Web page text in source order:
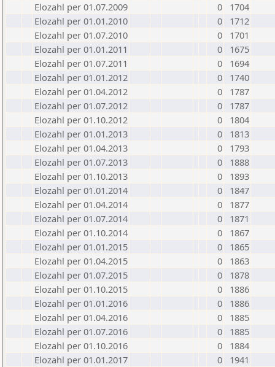
Elozahl per 01.07.2009
0
1704
Elozahl per 01.01.2010
0
1712
Elozahl per 01.07.2010
0
1701
Elozahl per 01.01.2011
0
1675
Elozahl per 01.07.2011
0
1694
Elozahl per 01.01.2012
0
1740
Elozahl per 01.04.2012
0
1787
Elozahl per 01.07.2012
0
1787
Elozahl per 01.10.2012
0
1804
Elozahl per 01.01.2013
0
1813
Elozahl per 01.04.2013
0
1793
Elozahl per 01.07.2013
0
1888
Elozahl per 01.10.2013
0
1893
Elozahl per 01.01.2014
0
1847
Elozahl per 01.04.2014
0
1877
Elozahl per 01.07.2014
0
1871
Elozahl per 01.10.2014
0
1867
Elozahl per 01.01.2015
0
1865
Elozahl per 01.04.2015
0
1863
Elozahl per 01.07.2015
0
1878
Elozahl per 01.10.2015
0
1886
Elozahl per 01.01.2016
0
1886
Elozahl per 01.04.2016
0
1885
Elozahl per 01.07.2016
0
1885
Elozahl per 01.10.2016
0
1884
Elozahl per 01.01.2017
0
1941